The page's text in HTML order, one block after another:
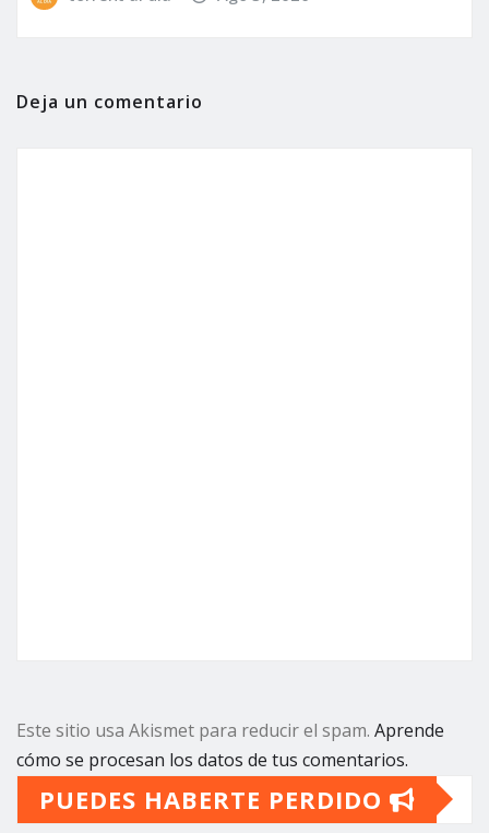
Deja un comentario
Este sitio usa Akismet para reducir el spam. Aprende
cómo se procesan los datos de tus comentarios.
PUEDES HABERTE PERDIDO